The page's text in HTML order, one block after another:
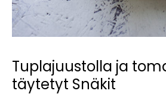
Tuplajuustolla ja
täytetyt Snäkit